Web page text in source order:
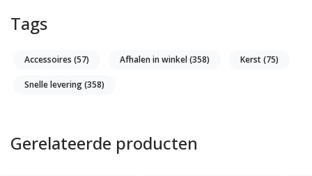
Tags
Accessoires (57) Afhalen in winkel(358) Kerst(75)
Snelle levering(358)
Gerelateerde producten